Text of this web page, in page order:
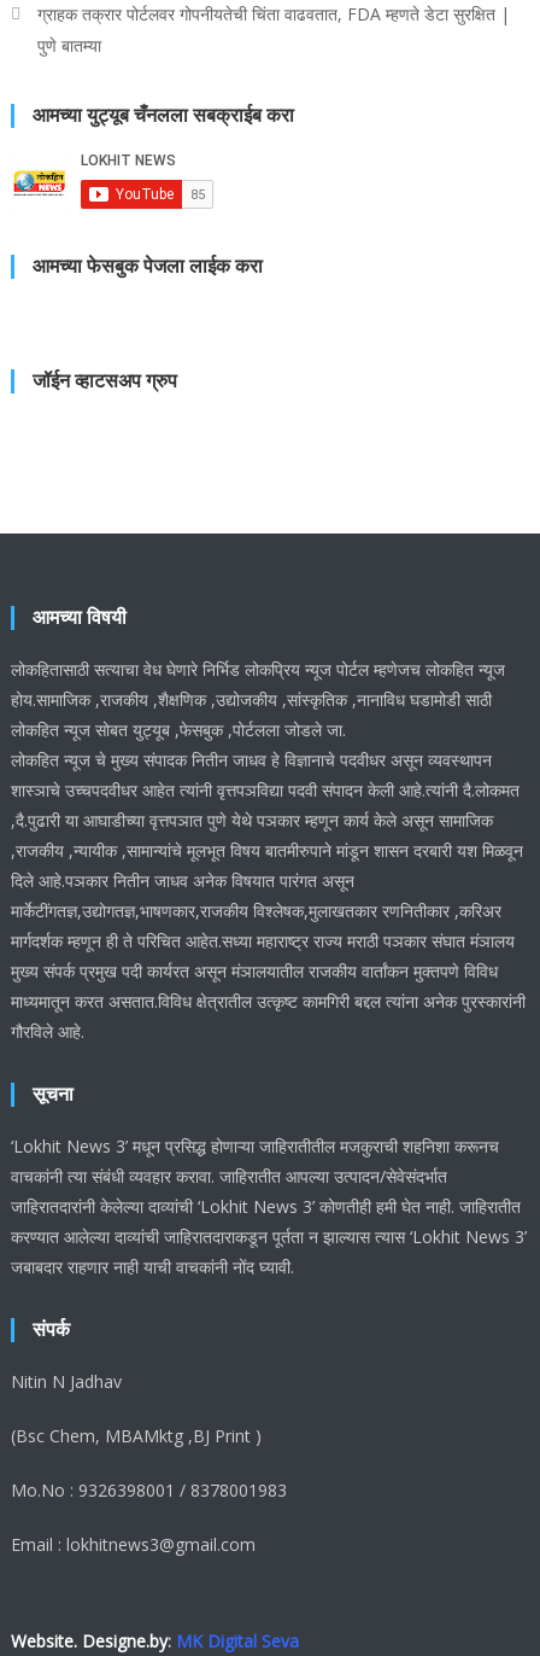
ग्राहक तक्रार पोर्टलवर गोपनीयतेची चिंता वाढवतात, FDA म्हणते डेटा सुरक्षित |
पुणे बातम्या
आमच्या युट्यूब चँनलला सबक्राईब करा
आमच्या फेसबुक पेजला लाईक करा
जॉईन व्हाटसअप ग्रुप
आमच्या विषयी
लोकहितासाठी सत्याचा वेध घेणारे निर्भिड लोकप्रिय न्यूज पोर्टल म्हणेजच लोकहित न्यूज
होय.सामाजिक ,राजकीय ,शैक्षणिक ,उद्योजकीय ,सांस्कृतिक ,नानाविध घडामोडी साठी
लोकहित न्यूज सोबत युट्यूब ,फेसबुक ,पोर्टलला जोडले जा.
लोकहित न्यूज चे मुख्य संपादक नितीन जाधव हे विज्ञानाचे पदवीधर असून व्यवस्थापन
शास्ञाचे उच्चपदवीधर आहेत त्यांनी वृत्तपञविद्या पदवी संपादन केली आहे.त्यांनी दै.लोकमत
,दै.पुढारी या आघाडीच्या वृत्तपञात पुणे येथे पञकार म्हणून कार्य केले असून सामाजिक
,राजकीय ,न्यायीक ,सामान्यांचे मूलभूत विषय बातमीरुपाने मांडून शासन दरबारी यश मिळवून
दिले आहे.पञकार नितीन जाधव अनेक विषयात पारंगत असून
मार्केटींगतज्ञ,उद्योगतज्ञ,भाषणकार,राजकीय विश्लेषक,मुलाखतकार रणनितीकार ,करिअर
मार्गदर्शक म्हणून ही ते परिचित आहेत.सध्या महाराष्ट्र राज्य मराठी पञकार संघात मंञालय
मुख्य संपर्क प्रमुख पदी कार्यरत असून मंञालयातील राजकीय वार्तांकन मुक्तपणे विविध
माध्यमातून करत असतात.विविध क्षेत्रातील उत्कृष्ट कामगिरी बद्दल त्यांना अनेक पुरस्कारांनी
गौरविले आहे.
सूचना
‘Lokhit News 3’ मधून प्रसिद्ध होणाऱ्या जाहिरातीतील मजकुराची शहनिशा करूनच
वाचकांनी त्या संबंधी व्यवहार करावा. जाहिरातीत आपल्या उत्पादन/सेवेसंदर्भात
जाहिरातदारांनी केलेल्या दाव्यांची ‘Lokhit News 3’ कोणतीही हमी घेत नाही. जाहिरातीत
करण्यात आलेल्या दाव्यांची जाहिरातदाराकडून पूर्तता न झाल्यास त्यास ‘Lokhit News 3’
जबाबदार राहणार नाही याची वाचकांनी नोंद घ्यावी.
संपर्क
Nitin N Jadhav
(Bsc Chem, MBAMktg ,BJ Print )
Mo.No : 9326398001 / 8378001983
Email : lokhitnews3@gmail.com
Website. Designe.by: MK Digital Seva